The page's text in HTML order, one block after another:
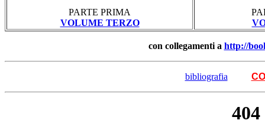
PARTE PRIMA
VOLUME TERZO
con collegamenti a http://
bibliografia